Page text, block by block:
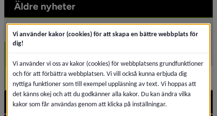
Äldre nyheter
2026
Maj (1)
April (1)
2025
Vi använder kakor (cookies) för att skapa en bättre webbplats för
dig!
Vi använder vi oss av kakor (cookies) för webbplatsens grundfunktioner
och för att förbättra webbplatsen. Vi vill också kunna erbjuda dig
nyttiga funktioner som till exempel uppläsning av text. Vi hoppas att
det känns okej och att du godkänner alla kakor. Du kan ändra vilka
kakor som får användas genom att klicka på inställningar.